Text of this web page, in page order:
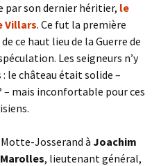
par son dernier héritier, le
Villars. Ce fut la première
ce haut lieu de la Guerre de
Les seigneurs n’y
le château était solide –
– mais inconfortable pour ces
Motte-Josserand à Joachim
arolles, lieutenant général,